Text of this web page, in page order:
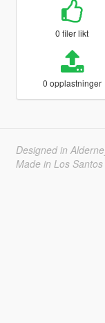
0 filer likt
0 opplastninger
Designed in
Made in Los Santos